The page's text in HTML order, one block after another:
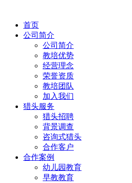
首页
公司简介
公司简介
教培优势
经营理念
荣誉资质
教培团队
加入我们
猎头服务
猎头招聘
背景调查
咨询式猎头
合作客户
合作案例
幼儿园教育
早教教育